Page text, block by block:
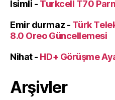
İsimli - Turkcell T70
Emir durmaz - Türk
8.0 Oreo Güncellemesi
Nihat- HD+ Görüşme
Arşivler